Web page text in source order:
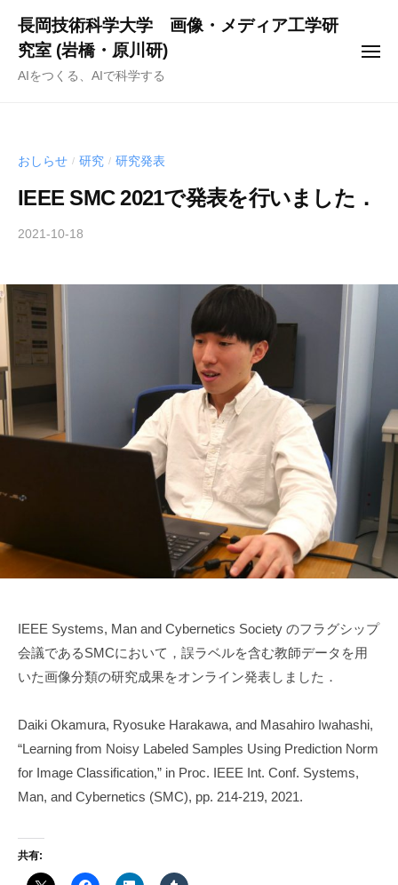
長岡技術科学大学 画像・メディア工学研
究室 (岩橋・原川研)
AIをつくる、AIで科学する
メ
おしらせ / 研究 / 研究発表
IEEE SMC 2021で発表を行いました．
2021-10-18
IEEE Systems, Man and Cybernetics Society のフラグシップ
会議であるSMCにおいて，誤ラベルを含む教師データを用
いた画像分類の研究成果をオンライン発表しました．
Daiki Okamura, Ryosuke Harakawa, and Masahiro Iwahashi,
“Learning from Noisy Labeled Samples Using Prediction Norm
for Image Classification,” in Proc. IEEE Int. Conf. Systems,
Man, and Cybernetics (SMC), pp. 214-219, 2021.
共有: